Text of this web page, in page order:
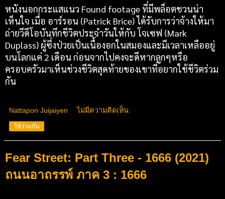
หนังนอกกระแสแนว Found footage ที่มีพล็อตชวนน่า
เห็นใจ เมื่อ อาร์รอน (Patrick Brice) ได้รับการว่าจ้างให้มา
ถ่ายวีดีโอบันทึกชีวิตประจำวันให้กับ โจเซฟ (Mark
Duplass) ผู้ซึ่งป่วยเป็นเนื้องอกในสมองและมีเวลาเหลืออยู่
บนโลกแค่ 2 เดือน ก่อนจากไปคงจะดีหากลูกๆหรือ
ครอบครัวมาเห็นช่วงชีวิตสุดท้ายของเขาที่อยากใช้ชีวิตร่วม
กัน
Nattapon Juijaiyen ไม่มีความคิดเห็น:
ใช้ร่วมกัน
Fear Street: Part Three - 1666 (2021)
ถนนอาถรรพ์ ภาค 3 : 1666